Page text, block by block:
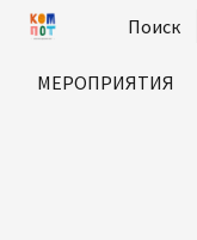
МЕРОПРИЯТИЯ